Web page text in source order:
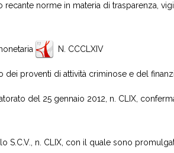
norme in materia di trasparenza,
N. CCCLXIV
proventi di attività criminose e del
del 25 gennaio 2012, n. CLIX,
n. CLIX, con il quale sono